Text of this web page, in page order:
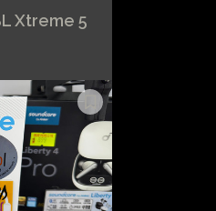
Xtreme 5